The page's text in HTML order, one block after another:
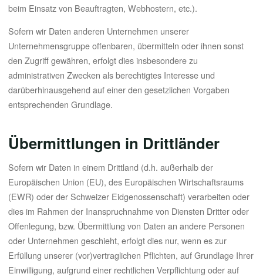
beim Einsatz von Beauftragten, Webhostern, etc.).
Sofern wir Daten anderen Unternehmen unserer
Unternehmensgruppe offenbaren, übermitteln oder ihnen sonst
den Zugriff gewähren, erfolgt dies insbesondere zu
administrativen Zwecken als berechtigtes Interesse und
darüberhinausgehend auf einer den gesetzlichen Vorgaben
entsprechenden Grundlage.
Übermittlungen in Drittländer
Sofern wir Daten in einem Drittland (d.h. außerhalb der
Europäischen Union (EU), des Europäischen Wirtschaftsraums
(EWR) oder der Schweizer Eidgenossenschaft) verarbeiten oder
dies im Rahmen der Inanspruchnahme von Diensten Dritter oder
Offenlegung, bzw. Übermittlung von Daten an andere Personen
oder Unternehmen geschieht, erfolgt dies nur, wenn es zur
Erfüllung unserer (vor)vertraglichen Pflichten, auf Grundlage Ihrer
Einwilligung, aufgrund einer rechtlichen Verpflichtung oder auf